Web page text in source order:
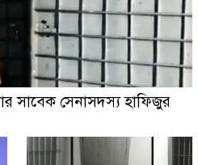
সাবেক সেনাসদস্য হাফিজুর